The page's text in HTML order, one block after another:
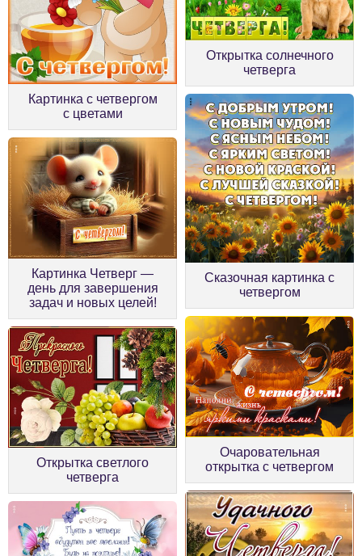
Картинка с четвергом
с цветами
Открытка солнечного
четверга
Картинка Четверг —
день для завершения
задач и новых целей!
Сказочная картинка с
четвергом
Открытка светлого
четверга
Очаровательная
открытка с четвергом